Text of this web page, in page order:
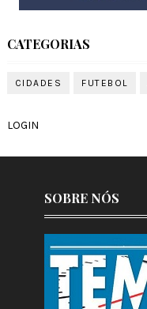
CATEGORIAS
CIDADES FUTEBOL
LOGIN
SOBRE NÓS